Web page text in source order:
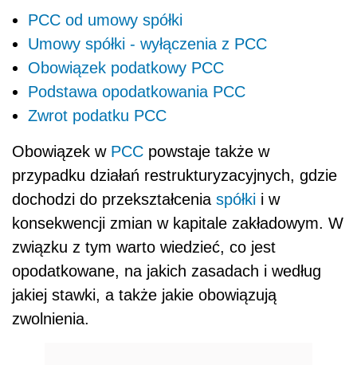
PCC od umowy spółki
Umowy spółki - wyłączenia z PCC
Obowiązek podatkowy PCC
Podstawa opodatkowania PCC
Zwrot podatku PCC
Obowiązek w PCC powstaje także w
przypadku działań restrukturyzacyjnych, gdzie
dochodzi do przekształcenia spółki i w
konsekwencji zmian w kapitale zakładowym. W
związku z tym warto wiedzieć, co jest
opodatkowane, na jakich zasadach i według
jakiej stawki, a także jakie obowiązują
zwolnienia.